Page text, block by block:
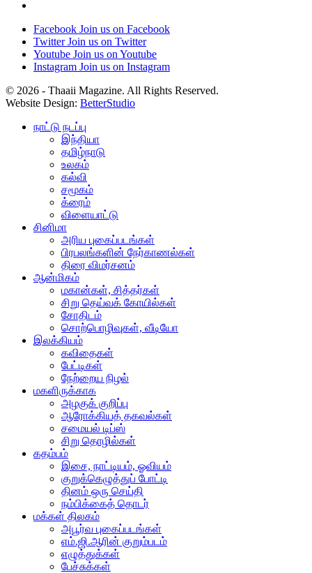
Facebook Join us on Facebook
Twitter Join us on Twitter
Youtube Join us on Youtube
Instagram Join us on Instagram
© 2026 - Thaaii Magazine. All Rights Reserved.
Website Design: BetterStudio
நாட்டு நடப்பு
இந்தியா
தமிழ்நாடு
உலகம்
கல்வி
சமூகம்
க்ரைம்
விளையாட்டு
சினிமா
அரிய புகைப்படங்கள்
பிரபலங்களின் நேர்காணல்கள்
திரை விமர்சனம்
ஆன்மிகம்
மகான்கள், சித்தர்கள்
சிறு தெய்வக் கோயில்கள்
சோதிடம்
சொற்பொழிவுகள், வீடியோ
இலக்கியம்
கவிதைகள்
பேட்டிகள்
நேற்றைய நிழல்
மகளிருக்காக
அழகுக் குறிப்பு
ஆரோக்கியத் தகவல்கள்
சமையல் டிப்ஸ்
சிறு தொழில்கள்
கதம்பம்
இசை, நாட்டியம், ஓவியம்
குறுக்கெழுத்துப் போட்டி
தினம் ஒரு செய்தி
நம்பிக்கைத் தொடர்
மக்கள் திலகம்
அபூர்வ புகைப்படங்கள்
எம்.ஜி.ஆரின் குறும்படம்
எழுத்துக்கள்
பேச்சுக்கள்